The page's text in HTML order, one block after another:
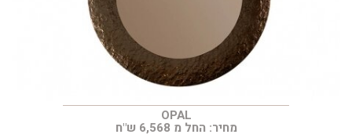
OPAL
מחיר: החל מ 6,568 ש"ח